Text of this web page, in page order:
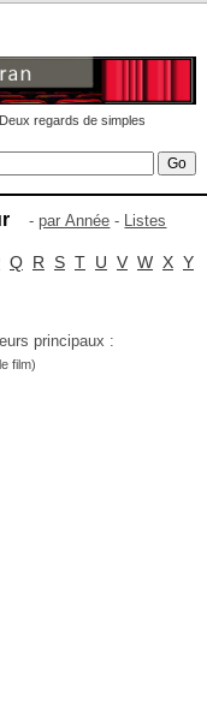
regards de simples
-par Année - Listes
Q R S T U V W X Y
principaux :
film)